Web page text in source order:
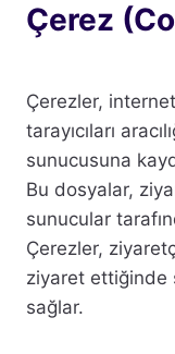
Çerez
Çerezler,
tarayıcıları
sunucusuna
Bu dosyalar,
sunucular
Çerezler,
ziyaret ettiğinde
sağlar.